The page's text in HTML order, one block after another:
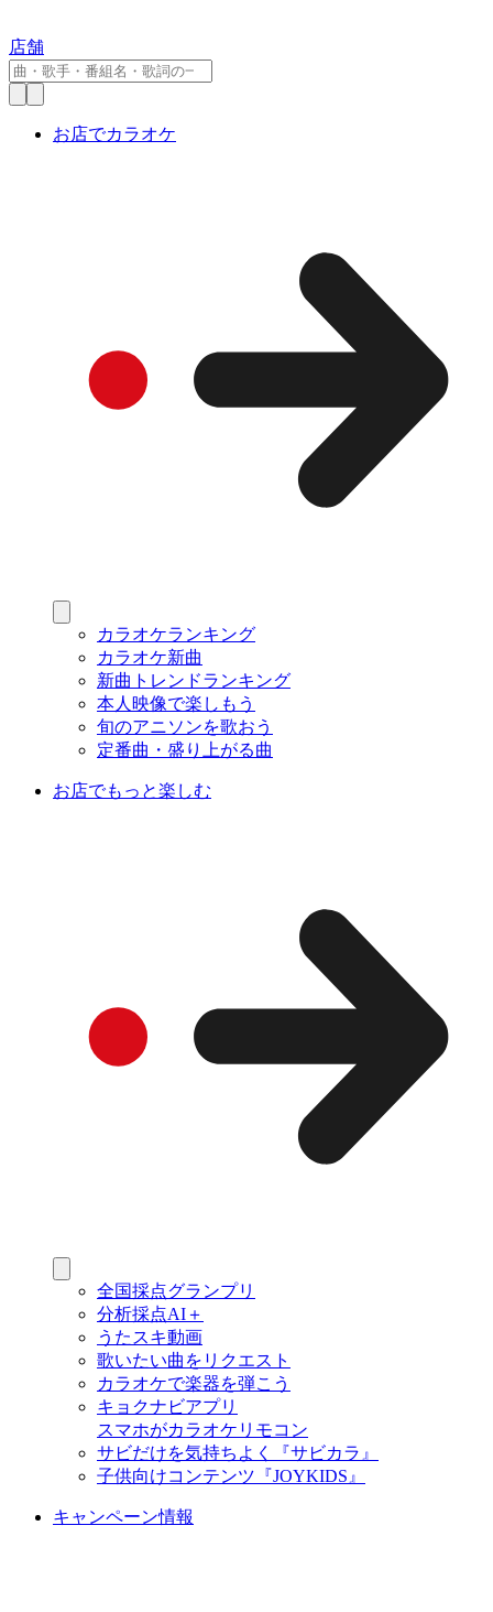
店舗
お店でカラオケ
カラオケランキング
カラオケ新曲
新曲トレンドランキング
本人映像で楽しもう
旬のアニソンを歌おう
定番曲・盛り上がる曲
お店でもっと楽しむ
全国採点グランプリ
分析採点AI＋
うたスキ動画
歌いたい曲をリクエスト
カラオケで楽器を弾こう
キョクナビアプリ
スマホがカラオケリモコン
サビだけを気持ちよく『サビカラ』
子供向けコンテンツ『JOYKIDS』
キャンペーン情報